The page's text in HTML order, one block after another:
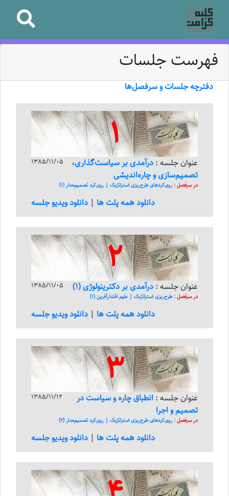
فهرست جلسات
دفترچه جلسات و سرفصل‌ها
1
1385/11/05 عنوان جلسه : درآمدی بر سیاست‌‌‌گذاری،
تصمیم‌‌‌سازی و چاره‌‌‌اندیشی
در سرفصل : روی‌کرد‌های طرح‌ریزی استراتژیک | روی‌کرد تصمیم‌مدار (1)
دانلود همه پلت ها | دانلود ویدیو جلسه
2
1385/11/05 عنوان جلسه : درآمدی بر دکترینولوژی (1)
در سرفصل :طرح‌ریزی استراتژیک | علوم اقتدار‌آفرین (1)
دانلود همه پلت ها | دانلود ویدیو جلسه
3
1385/11/12 عنوان جلسه : انطباق چاره و سیاست در
تصمیم و اجرا
در سرفصل : روی‌کرد‌های طرح‌ریزی استراتژیک | روی‌کرد تصمیم‌مدار (2)
دانلود همه پلت ها | دانلود ویدیو جلسه